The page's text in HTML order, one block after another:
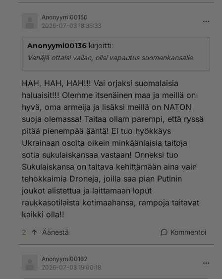
ennalta että näin käy.
Aivan hullua ja järjetöntä alkaa pienen Suomen
uhkaileen ydinaseilla joita meillä ei edes oleeikä ole
kunkku !
On meillä tyhmät päättäjät !
Anonyymi00150
2026-07-03 18:36:33
Anonyymi00136 kirjoitti:
Venäjä ottaisi vallan, olisi vapautus suomenkansalle
HAH, HAH, HAH!!! Vai orjaksi suomalaisia
haluaisit!!! Olemme itsenäinen maa ja meillä on
hyvä, oma armeija ja lisäksi meillä on NATON
suoja olemassa! Taitaa ollam parempi, että ryssä
pitää pienempää ääntä! Ei tuo hyökkäys
Ukrainaan osoita oikein minkäänlaisia taitoja
sotia sukulaiskansaa vastaan! Onneksi tuo
Sukulaiskansa on taitava kehittämään aina vain
tehokkaimia Droneja, joilla saa pian Putinin
joukot alistettua ja laittamaan loput
raukkasotilaista kotimaahansa, rampoja taitavat
kaikki olla!!
2 Äänestä Kommentoi
Anonyymi00162
2026-07-03 19:00:18